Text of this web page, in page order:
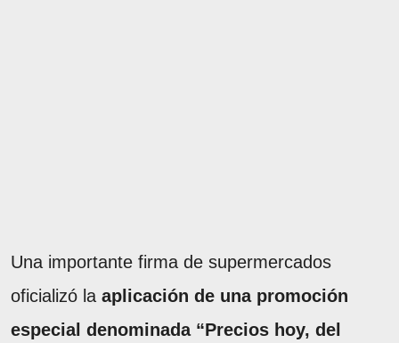
Una importante firma de supermercados
oficializó la aplicación de una promoción
especial denominada “Precios hoy, del